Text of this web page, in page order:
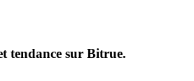
tendance sur Bitrue.